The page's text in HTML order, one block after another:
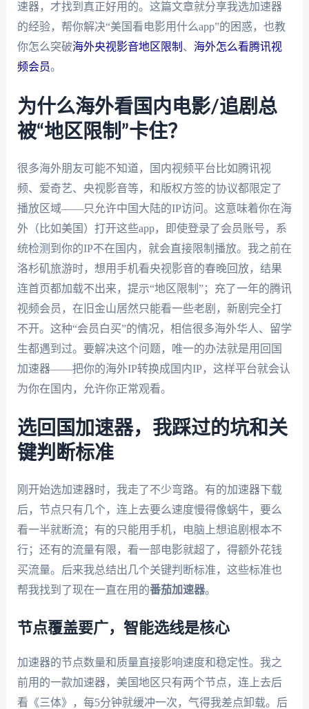
速器，才找到真正好用的。这篇文章就分享我选加速器
的经验，帮你解决“美国看电影用什么app”的困惑，也教
你怎么突破海外央视影音地区限制 、 海外怎么看腾讯视
频会员。
为什么海外看国内电影/追剧总
被“地区限制”卡住？
很多海外朋友可能不知道，国内视频平台比如腾讯视
频、爱奇艺、央视影音等，和版权方签的协议都限定了
播放区域——只允许中国大陆的IP访问。这意味着你在海
外（比如美国）打开这些app，即使登录了会员账号，系
统检测到你的IP不在国内，就会直接限制播放。我之前在
洛杉矶旅游时，想用手机看央视影音的春晚回放，结果
连首页都加载不出来，提示“地区限制”；充了一年的腾讯
视频会员，在旧金山居然只能看一些老剧，新剧完全打
不开。这种“会员白买”的情况，相信很多海外华人、留学
生都遇到过。要解决这个问题，唯一的办法就是用回国
加速器——把你的海外IP转换成国内IP，这样平台就会认
为你在国内，允许你正常观看。
选回国加速器，我踩过的坑和关
键判断标准
刚开始选加速器时，我走了不少弯路。有的加速器下载
后，节点只有几个，连上去要么速度慢得像蜗牛，要么
看一半就断流；有的只能用手机，电脑上想追剧根本不
行；还有的流量有限，看一部电影就超了，得额外花钱
买流量。后来我总结出几个关键判断标准，这些标准也
帮我找到了现在一直在用的番茄加速器。
节点覆盖要广，智能选线是核心
加速器的节点数量和质量直接影响速度和稳定性。我之
前用的一款加速器，美国地区只有两个节点，连上去后
看《三体》，每5分钟就缓冲一次，气得我差点卸载。后